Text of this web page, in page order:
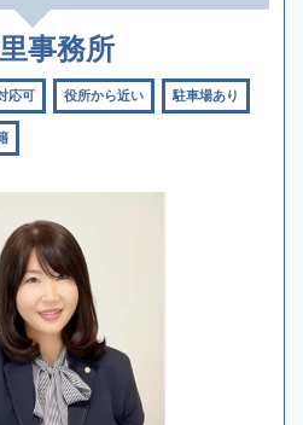
事務所
応可 役所から近い 駐車場あり